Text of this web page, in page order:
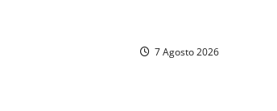
7 Agosto 2026